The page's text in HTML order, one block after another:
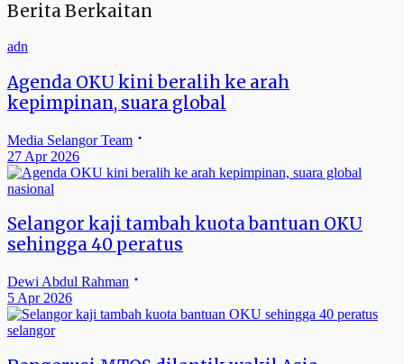
Berita Berkaitan
adn
Agenda OKU kini beralih ke arah
kepimpinan, suara global
Media Selangor Team
27 Apr 2026
nasional
Selangor kaji tambah kuota bantuan OKU
sehingga 40 peratus
Dewi Abdul Rahman
5 Apr 2026
selangor